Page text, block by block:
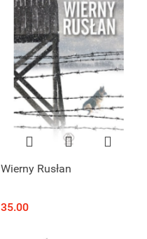
Wierny Rusłan
35.00